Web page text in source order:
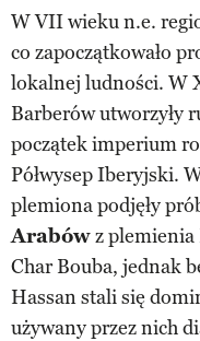
W VII wieku n.e.
co zapoczątkowało
lokalnej ludności. W
Barberów utworzyły
początek imperium
Półwysep Iberyjski.
plemiona podjęły
Arabówz plemienia
Char Bouba, jednak
Hassan stali się
używany przez nich